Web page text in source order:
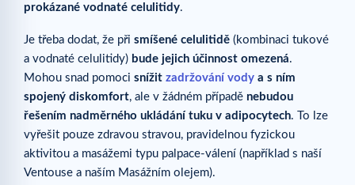
prokázané vodnaté celulitidy.
Je třeba dodat, že při smíšené celulitidě (kombinaci tukové
a vodnaté celulitidy) bude jejich účinnost omezená.
Mohou snad pomoci snížit zadržování vody a s ním
spojený diskomfort, ale v žádném případě nebudou
řešením nadměrného ukládání tuku v adipocytech. To lze
vyřešit pouze zdravou stravou, pravidelnou fyzickou
aktivitou a masážemi typu palpace-válení (například s naší
Ventouse a naším Masážním olejem).